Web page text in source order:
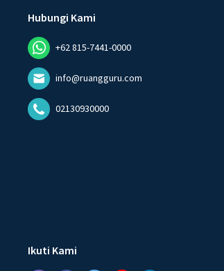
Hubungi Kami
+62 815-7441-0000
info@ruangguru.com
02130930000
Ikuti Kami